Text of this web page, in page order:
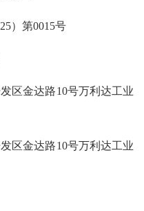
）第0015号
区金达路10号万利达工业
区金达路10号万利达工业